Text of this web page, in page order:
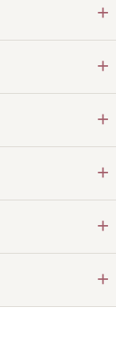
+
+
+
+
+
+